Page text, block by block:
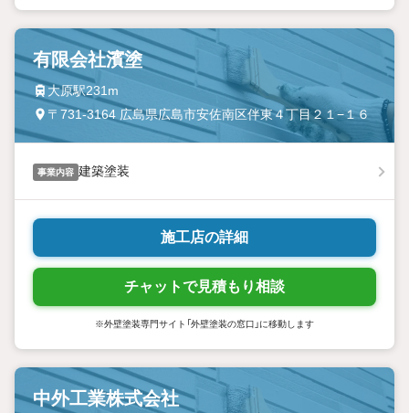
有限会社濱塗
大原駅231m
〒731-3164 広島県広島市安佐南区伴東４丁目２１−１６
事業内容 建築塗装
施工店の詳細
チャットで見積もり相談
※外壁塗装専門サイト「外壁塗装の窓口」に移動します
中外工業株式会社